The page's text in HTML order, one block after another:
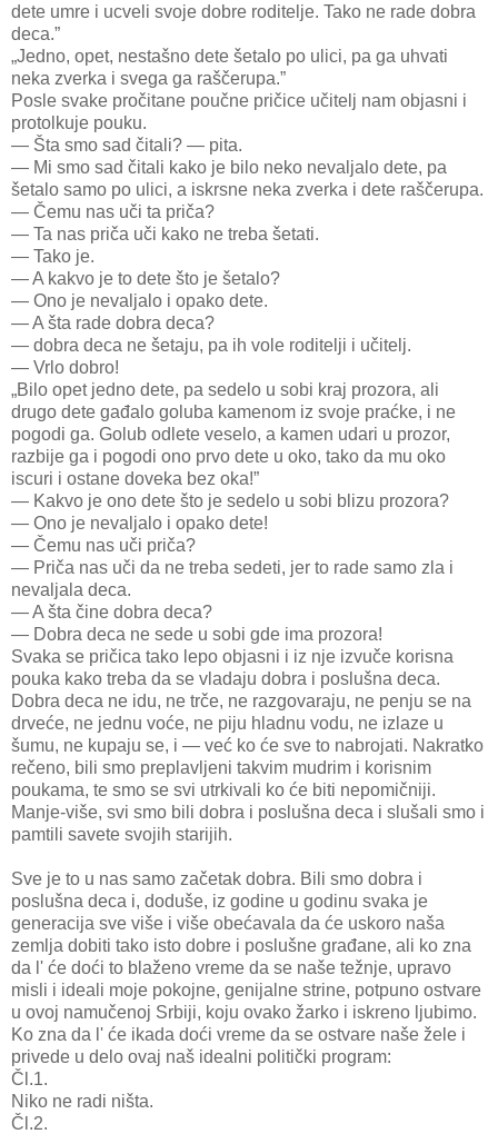
dete umre i ucveli svoje dobre roditelje. Tako ne rade dobra
deca.”
„Jedno, opet, nestašno dete šetalo po ulici, pa ga uhvati
neka zverka i svega ga raščerupa.”
Posle svake pročitane poučne pričice učitelj nam objasni i
protolkuje pouku.
— Šta smo sad čitali? — pita.
— Mi smo sad čitali kako je bilo neko nevaljalo dete, pa
šetalo samo po ulici, a iskrsne neka zverka i dete raščerupa.
— Čemu nas uči ta priča?
— Ta nas priča uči kako ne treba šetati.
— Tako je.
— A kakvo je to dete što je šetalo?
— Ono je nevaljalo i opako dete.
— A šta rade dobra deca?
— dobra deca ne šetaju, pa ih vole roditelji i učitelj.
— Vrlo dobro!
„Bilo opet jedno dete, pa sedelo u sobi kraj prozora, ali
drugo dete gađalo goluba kamenom iz svoje praćke, i ne
pogodi ga. Golub odlete veselo, a kamen udari u prozor,
razbije ga i pogodi ono prvo dete u oko, tako da mu oko
iscuri i ostane doveka bez oka!”
— Kakvo je ono dete što je sedelo u sobi blizu prozora?
— Ono je nevaljalo i opako dete!
— Čemu nas uči priča?
— Priča nas uči da ne treba sedeti, jer to rade samo zla i
nevaljala deca.
— A šta čine dobra deca?
— Dobra deca ne sede u sobi gde ima prozora!
Svaka se pričica tako lepo objasni i iz nje izvuče korisna
pouka kako treba da se vladaju dobra i poslušna deca.
Dobra deca ne idu, ne trče, ne razgovaraju, ne penju se na
drveće, ne jednu voće, ne piju hladnu vodu, ne izlaze u
šumu, ne kupaju se, i — već ko će sve to nabrojati. Nakratko
rečeno, bili smo preplavljeni takvim mudrim i korisnim
poukama, te smo se svi utrkivali ko će biti nepomičniji.
Manje-više, svi smo bili dobra i poslušna deca i slušali smo i
pamtili savete svojih starijih.
Sve je to u nas samo začetak dobra. Bili smo dobra i
poslušna deca i, doduše, iz godine u godinu svaka je
generacija sve više i više obećavala da će uskoro naša
zemlja dobiti tako isto dobre i poslušne građane, ali ko zna
da l' će doći to blaženo vreme da se naše težnje, upravo
misli i ideali moje pokojne, genijalne strine, potpuno ostvare
u ovoj namučenoj Srbiji, koju ovako žarko i iskreno ljubimo.
Ko zna da l' će ikada doći vreme da se ostvare naše žele i
privede u delo ovaj naš idealni politički program:
Čl.1.
Niko ne radi ništa.
Čl.2.